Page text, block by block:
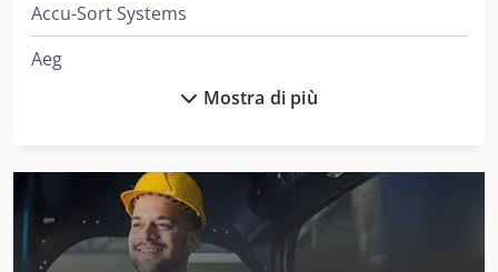
Accu-Sort Systems
Aeg
Alberti
Mostra di più